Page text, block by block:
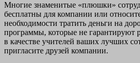
Многие знаменитые «плюшки»
бесплатны для компании или
необходимости тратить деньги на
программы, которые не гарантируют
в качестве учителей ваших лучших
пригласите друзей компании.